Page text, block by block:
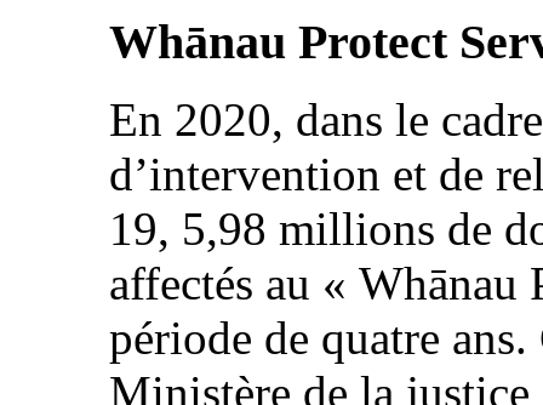
Whānau Protect
En 2020, dans le
d’intervention et de
19, 5,98 millions de
affectés au « Whānau
période de quatre
Ministère de la justice